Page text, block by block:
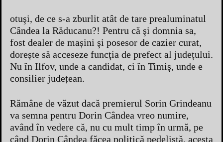
otuşi, de ce s-a zburlit atât de tare prealuminatul
Cândea la Răducanu?! Pentru că şi domnia sa,
fost dealer de mașini şi posesor de cazier curat,
dorește să acceseze funcţia de prefect al județului.
Nu în Ilfov, unde a candidat, ci în Timiş, unde e
consilier județean.
Rămâne de văzut dacă premierul Sorin Grindeanu
va semna pentru Dorin Cândea vreo numire,
având în vedere că, nu cu mult timp în urmă, pe
când Dorin Cândea făcea politică pedelistă, acesta